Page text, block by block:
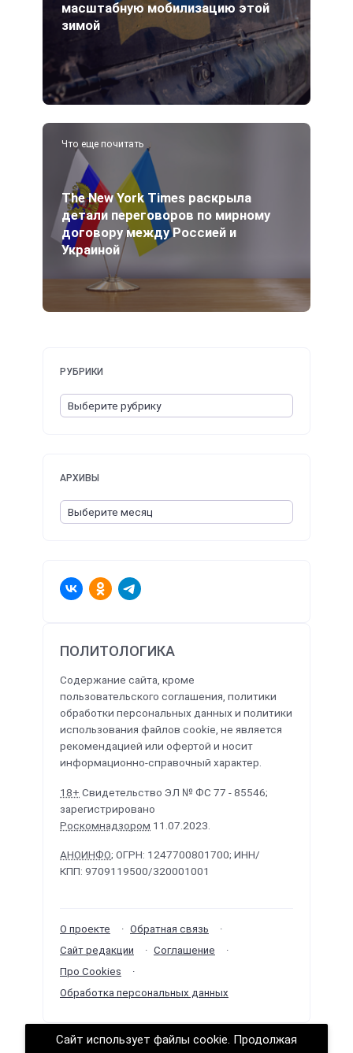
масштабную мобилизацию этой
зимой
Что еще почитать
The New York Times раскрыла
детали переговоров по мирному
договору между Россией и
Украиной
ПОЛИТОЛОГИКА
Содержание сайта, кроме
пользовательского соглашения, политики
обработки персональных данных и политики
использования файлов cookie, не является
рекомендацией или офертой и носит
информационно-справочный характер.
18+ Свидетельство ЭЛ № ФС 77 - 85546;
зарегистрировано
Роскомнадзором 11.07.2023.
АНОИНФО; ОГРН: 1247700801700; ИНН/
КПП: 9709119500/320001001
О проекте
Обратная связь
Сайт редакции
Соглашение
Про Cookies
Обработка персональных данных
РУБРИКИ
АРХИВЫ
Сайт использует файлы cookie. Продолжая